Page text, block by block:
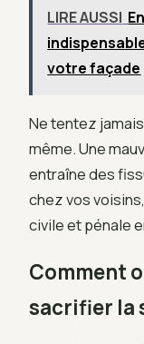
LIRE AUSSI
votre façade
Ne tentez
même. Une
entraîne des
chez vos
civile et pénale
Comment
sacrifier la